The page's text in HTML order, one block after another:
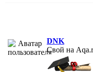
DNK
Свой на